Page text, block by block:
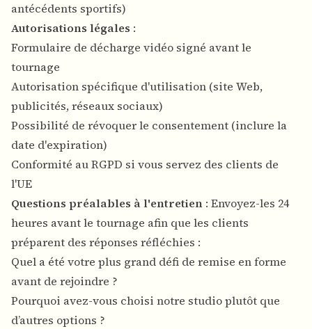
antécédents sportifs)
Autorisations légales :
Formulaire de décharge vidéo signé avant le
tournage
Autorisation spécifique d'utilisation (site Web,
publicités, réseaux sociaux)
Possibilité de révoquer le consentement (inclure la
date d'expiration)
Conformité au RGPD si vous servez des clients de
l'UE
Questions préalables à l'entretien : Envoyez-les 24
heures avant le tournage afin que les clients
préparent des réponses réfléchies :
Quel a été votre plus grand défi de remise en forme
avant de rejoindre ?
Pourquoi avez-vous choisi notre studio plutôt que
d’autres options ?